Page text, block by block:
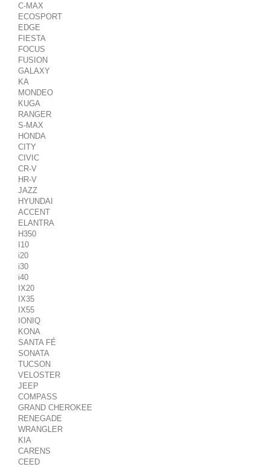
C-MAX
ECOSPORT
EDGE
FIESTA
FOCUS
FUSION
GALAXY
KA
MONDEO
KUGA
RANGER
S-MAX
HONDA
CITY
CIVIC
CR-V
HR-V
JAZZ
HYUNDAI
ACCENT
ELANTRA
H350
I10
i20
i30
i40
IX20
IX35
IX55
IONIQ
KONA
SANTA FÉ
SONATA
TUCSON
VELOSTER
JEEP
COMPASS
GRAND CHEROKEE
RENEGADE
WRANGLER
KIA
CARENS
CEED